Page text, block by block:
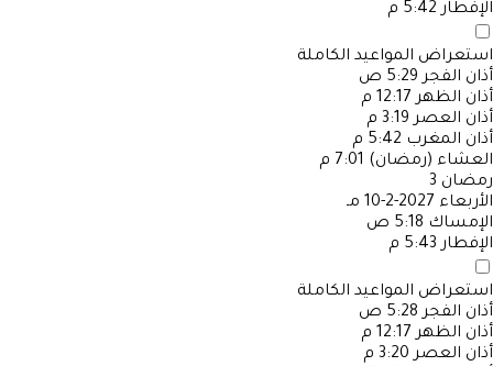
الإفطار 5:42 م
استعراض المواعيد الكاملة
أذان الفجر 5:29 ص
أذان الظهر 12:17 م
أذان العصر 3:19 م
أذان المغرب 5:42 م
العشاء (رمضان) 7:01 م
رمضان 3
الأربعاء 2027-2-10 مـ
الإمساك 5:18 ص
الإفطار 5:43 م
استعراض المواعيد الكاملة
أذان الفجر 5:28 ص
أذان الظهر 12:17 م
أذان العصر 3:20 م